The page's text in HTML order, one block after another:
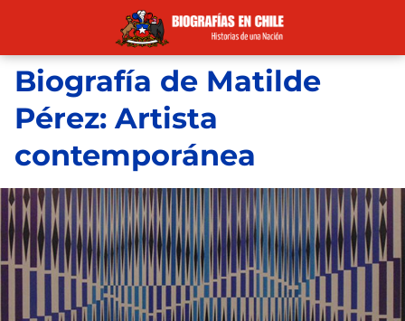
Biografía de Matilde
Pérez: Artista
contemporánea